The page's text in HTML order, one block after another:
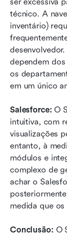
técnico. A
inventário)
dependem
os
em um único
Salesforce: O
intuitiva, com
visualizações
entanto, à
módulos e
complexo de
achar o
medida que
Conclusão: O